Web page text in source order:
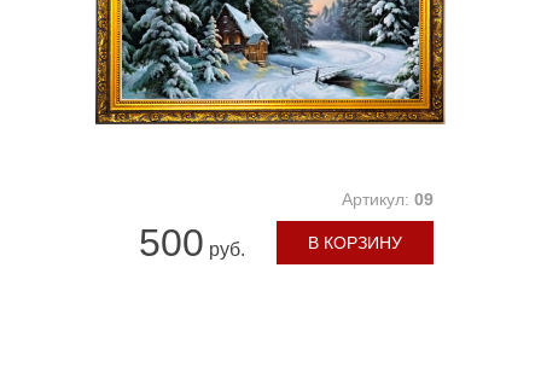
Артикул: 09
500 руб. В КОРЗИНУ